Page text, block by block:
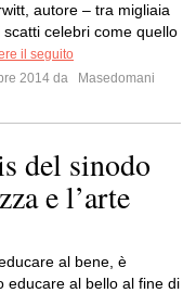
autore – tra migliaia
scatti celebri come quello
il seguito
2014 da
Masedomani
del sinodo
e l’arte
al bene, è
educare al bello al fine di